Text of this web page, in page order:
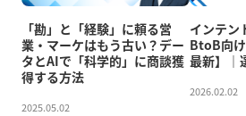
「勘」と「経験」に頼る営
業・マーケはもう古い？デー
タとAIで「科学的」に商談獲
得する方法
2025.05.02
インテン
BtoB向
最新】｜
2026.02.02